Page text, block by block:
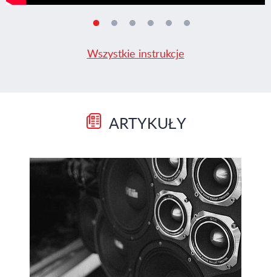
Wszystkie instrukcje
ARTYKUŁY